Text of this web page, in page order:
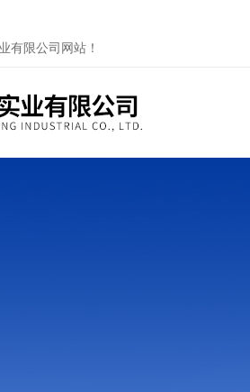
有限公司网站！